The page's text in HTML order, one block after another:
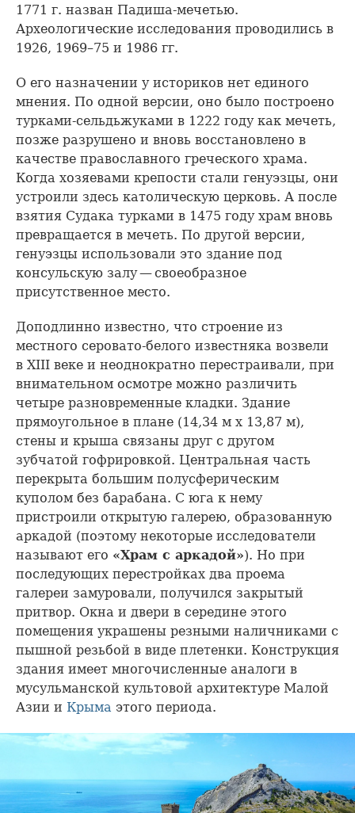
1771 г. назван Падиша-мечетью.
Археологические исследования проводились в
1926, 1969–75 и 1986 гг.
О его назначении у историков нет единого
мнения. По одной версии, оно было построено
турками-сельдьжуками в 1222 году как мечеть,
позже разрушено и вновь восстановлено в
качестве православного греческого храма.
Когда хозяевами крепости стали генуэзцы, они
устроили здесь католическую церковь. А после
взятия Судака турками в 1475 году храм вновь
превращается в мечеть. По другой версии,
генуэзцы использовали это здание под
консульскую залу — своеобразное
присутственное место.
Доподлинно известно, что строение из
местного серовато-белого известняка возвели
в XIII веке и неоднократно перестраивали, при
внимательном осмотре можно различить
четыре разновременные кладки. Здание
прямоугольное в плане (14,34 м x 13,87 м),
стены и крыша связаны друг с другом
зубчатой гофрировкой. Центральная часть
перекрыта большим полусферическим
куполом без барабана. С юга к нему
пристроили открытую галерею, образованную
аркадой (поэтому некоторые исследователи
называют его «Храм с аркадой»). Но при
последующих перестройках два проема
галереи замуровали, получился закрытый
притвор. Окна и двери в середине этого
помещения украшены резными наличниками с
пышной резьбой в виде плетенки. Конструкция
здания имеет многочисленные аналоги в
мусульманской культовой архитектуре Малой
Азии и Крыма этого периода.